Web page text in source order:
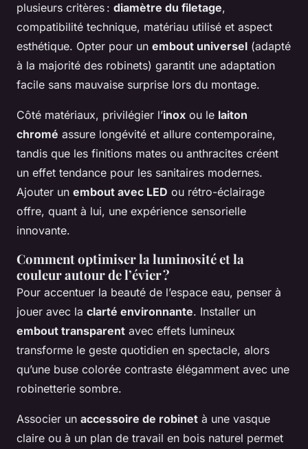
plusieurs critères : diamètre du filetage,
compatibilité technique, matériau utilisé et aspect
esthétique. Opter pour un embout universel (adapté
à la majorité des robinets) garantit une adaptation
facile sans mauvaise surprise lors du montage.
Côté matériaux, privilégier l’inox ou le laiton
chromé assure longévité et allure contemporaine,
tandis que les finitions mates ou anthracites créent
un effet tendance pour les sanitaires modernes.
Ajouter un embout avec LED ou rétro-éclairage
offre, quant à lui, une expérience sensorielle
innovante.
Comment optimiser la luminosité et la
couleur autour de l’évier ?
Pour accentuer la beauté de l’espace eau, penser à
jouer avec la clarté environnante. Installer un
embout transparent avec effets lumineux
transforme le geste quotidien en spectacle, alors
qu’une buse colorée contraste élégamment avec une
robinetterie sombre.
Associer un accessoire de robinet à une vasque
claire ou à un plan de travail en bois naturel permet